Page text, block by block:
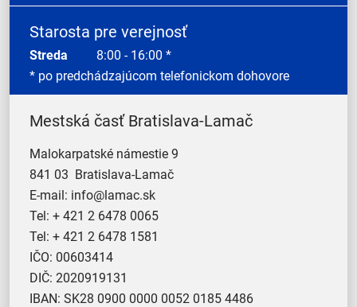
Starosta pre verejnosť
Streda 8:00 - 16:00 *
* po predchádzajúcom telefonickom dohovore
Mestská časť Bratislava-Lamač
Malokarpatské námestie 9
841 03 Bratislava-Lamač
E-mail: info@lamac.sk
Tel: + 421 2 6478 0065
Tel: + 421 2 6478 1581
IČO: 00603414
DIČ: 2020919131
IBAN: SK28 0900 0000 0052 0185 4486